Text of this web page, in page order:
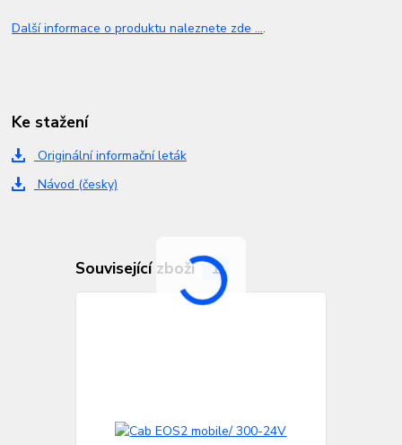
Další informace o produktu naleznete zde ....
Ke stažení
Originální informační leták
Návod (česky)
Související zboží 1